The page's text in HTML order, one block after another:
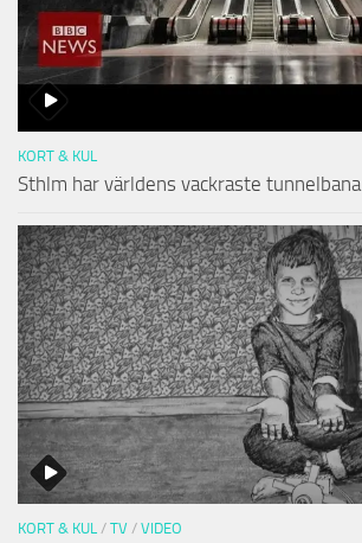
KORT & KUL
Sthlm har världens vackraste tunnelbana
KORT & KUL / TV / VIDEO